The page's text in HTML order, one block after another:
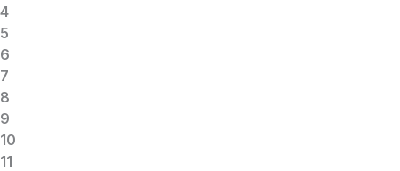
4
5
6
7
8
9
10
11